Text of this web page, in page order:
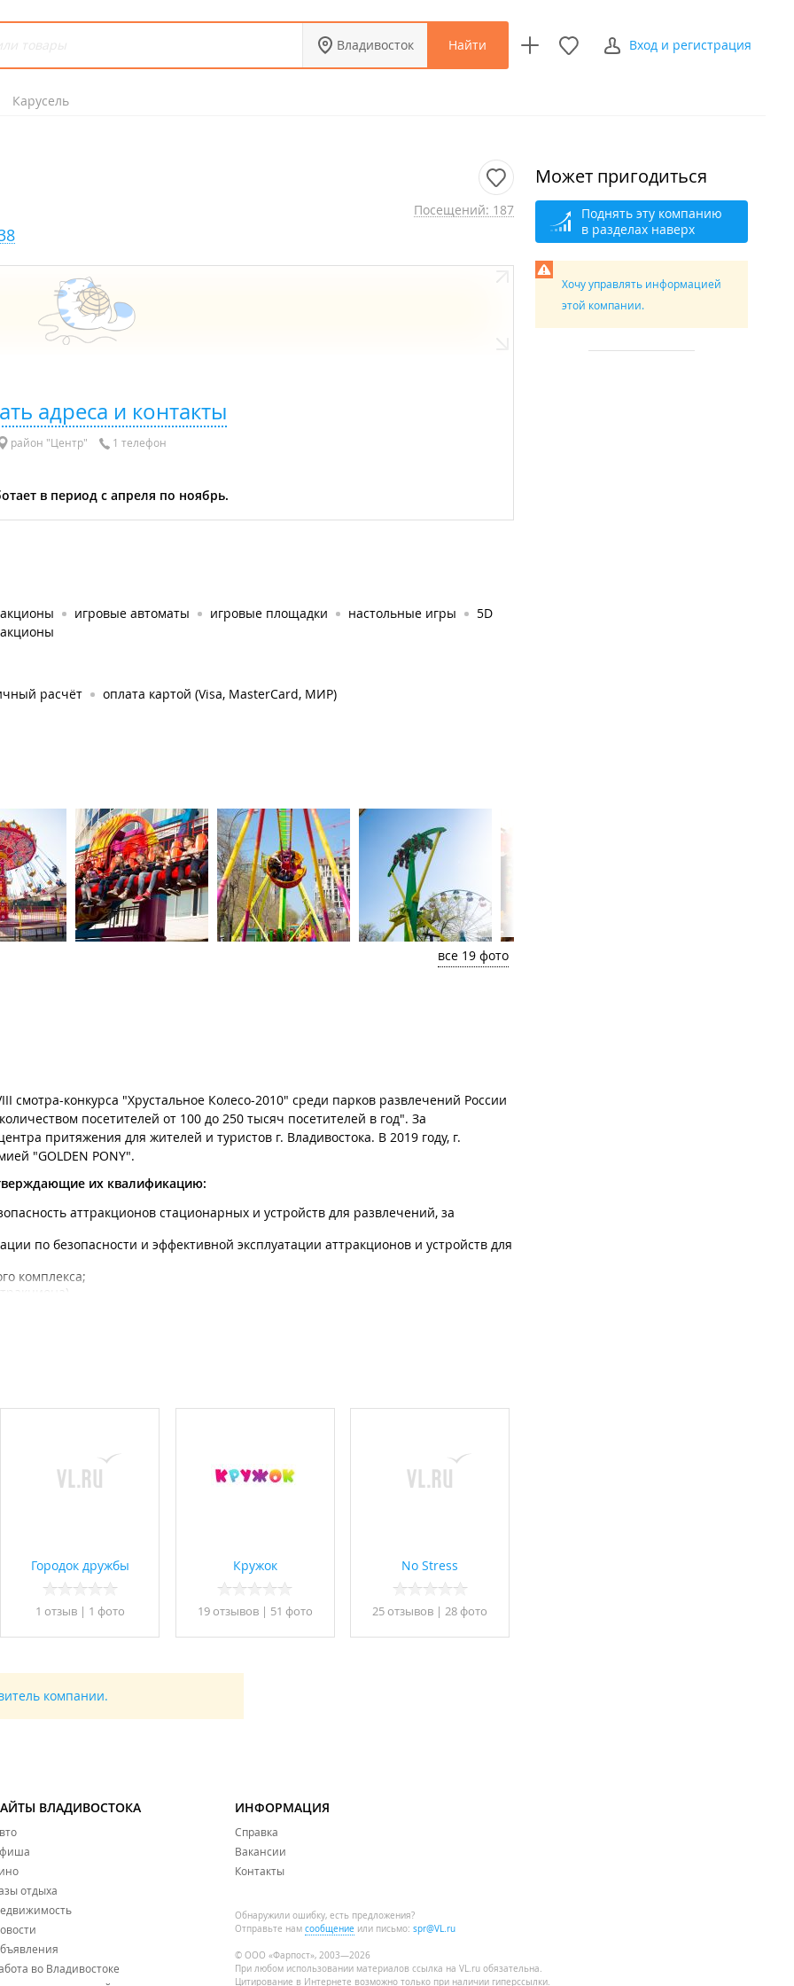
Владивосток Найти Вход и регистрация
Карусель
Посещений: 187
адреса и контакты
район "Центр" 1 телефон
в период с апреля по ноябрь.
игровые автоматы игровые площадки настольные игры
5D
расчёт оплата картой (Visa, MasterCard, МИР)
все 19 фото
смотра-конкурса "Хрустальное Колесо-2010" среди парков развлечений России
посетителей от 100 до 250 тысяч посетителей в год". За
притяжения для жителей и туристов г. Владивостока. В 2019 году, г.
"GOLDEN PONY".
их квалификацию:
аттракционов стационарных и устройств для развлечений, за
по безопасности и эффективной эксплуатации аттракционов и устройств для
комплекса;
и рекламных мероприятий;
на аттракционы);
Городок дружбы
1 отзыв | 1 фото
Кружок
19 отзывов| 51 фото
No Stress
25 отзывов | 28 фото
компании.
Может пригодиться
Поднять эту компанию
в разделах наверх
Хочу управлять информацией
этой компании.
ВЛАДИВОСТОКА
отдыха
во Владивостоке
ИНФОРМАЦИЯ
Справка
Вакансии
Контакты
Обнаружили ошибку, есть предложения?
Отправьте нам сообщение или письмо: spr@VL.ru
© ООО «Фарпост», 2003—2026
При любом использовании материалов ссылка на VL.ru обязательна.
Цитирование в Интернете возможно только при наличии гиперссылки.